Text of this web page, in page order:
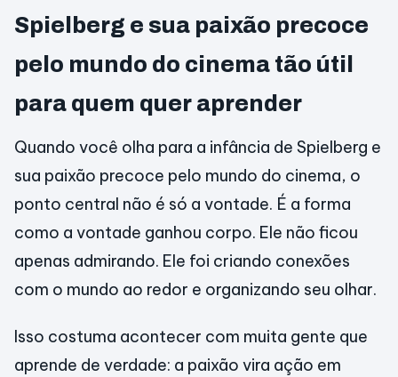
Spielberg e sua paixão precoce
pelo mundo do cinema tão útil
para quem quer aprender
Quando você olha para a infância de Spielberg e
sua paixão precoce pelo mundo do cinema, o
ponto central não é só a vontade. É a forma
como a vontade ganhou corpo. Ele não ficou
apenas admirando. Ele foi criando conexões
com o mundo ao redor e organizando seu olhar.
Isso costuma acontecer com muita gente que
aprende de verdade: a paixão vira ação em